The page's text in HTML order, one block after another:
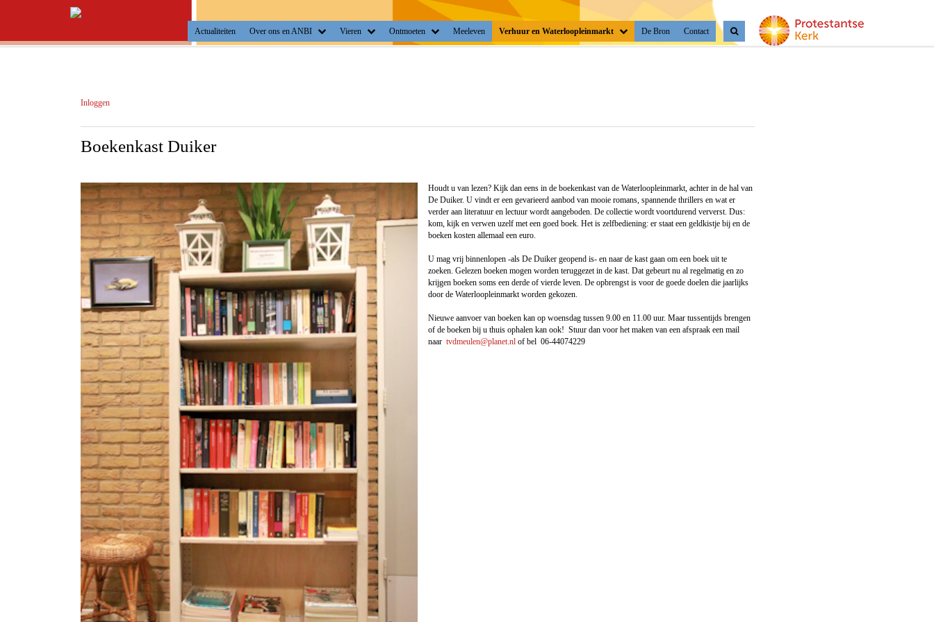
Actualiteiten Over ons en ANBI Vieren Ontmoeten Meeleven Verhuur en Waterloopleinmarkt De Bron Contact
Inloggen
Boekenkast Duiker
Houdt u van lezen? Kijk dan eens in de boekenkast van de Waterloopleinmarkt, achter in de hal van
De Duiker. U vindt er een gevarieerd aanbod van mooie romans, spannende thrillers en wat er
verder aan literatuur en lectuur wordt aangeboden. De collectie wordt voortdurend ververst. Dus:
kom, kijk en verwen uzelf met een goed boek. Het is zelfbediening: er staat een geldkistje bij en de
boeken kosten allemaal een euro.
U mag vrij binnenlopen -als De Duiker geopend is- en naar de kast gaan om een boek uit te
zoeken. Gelezen boeken mogen worden teruggezet in de kast. Dat gebeurt nu al regelmatig en zo
krijgen boeken soms een derde of vierde leven. De opbrengst is voor de goede doelen die jaarlijks
door de Waterloopleinmarkt worden gekozen.
Nieuwe aanvoer van boeken kan op woensdag tussen 9.00 en 11.00 uur. Maar tussentijds brengen
of de boeken bij u thuis ophalen kan ook! Stuur dan voor het maken van een afspraak een mail
naar tvdmeulen@planet.nl of bel 06-44074229